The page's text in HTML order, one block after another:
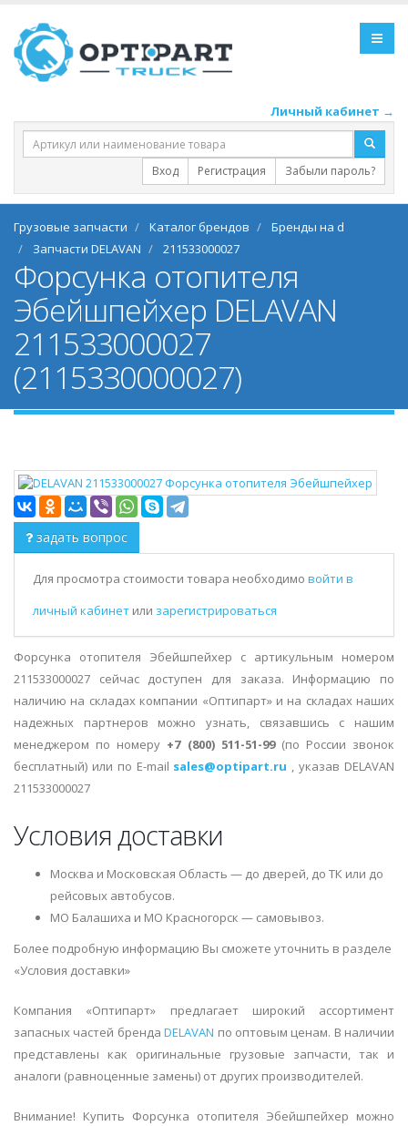
Личный кабинет →
Вход Регистрация Забыли пароль?
Грузовые запчасти Каталог брендов
Бренды на d
Запчасти DELAVAN
211533000027
Форсунка отопителя
Эбейшпейхер DELAVAN
211533000027
(2115330000027)
задать вопрос
Для просмотра стоимости товара необходимо войти в
личный кабинет или зарегистрироваться
Форсунка отопителя Эбейшпейхер с артикульным номером
211533000027 сейчас доступен для заказа. Информацию по
наличию на складах компании «Оптипарт» и на складах наших
надежных партнеров можно узнать, связавшись с нашим
менеджером по номеру +7 (800) 511-51-99(по России звонок
бесплатный) или по E-mail sales@optipart.ru , указав DELAVAN
211533000027
Условия доставки
Москва и Московская Область — до дверей, до ТК или до
рейсовых автобусов.
МО Балашиха и МО Красногорск — самовывоз.
Более подробную информацию Вы сможете уточнить в разделе
«Условия доставки»
Компания «Оптипарт» предлагает широкий ассортимент
запасных частей брендаDELAVAN по оптовым ценам. В наличии
представлены как оригинальные грузовые запчасти, так и
аналоги (равноценные замены) от других производителей.
Внимание! Купить Форсунка отопителя Эбейшпейхер можно